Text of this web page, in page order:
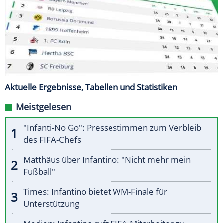
Aktuelle Ergebnisse, Tabellen und Statistiken
Meistgelesen
"Infanti-No Go": Pressestimmen zum Verbleib
des FIFA-Chefs
Matthäus über Infantino: "Nicht mehr mein
Fußball"
Times: Infantino bietet WM-Finale für
Unterstützung